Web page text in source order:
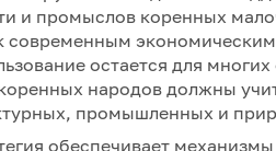
и промыслов коренных
современным
остается для
народов должны
промышленных и
обеспечивает